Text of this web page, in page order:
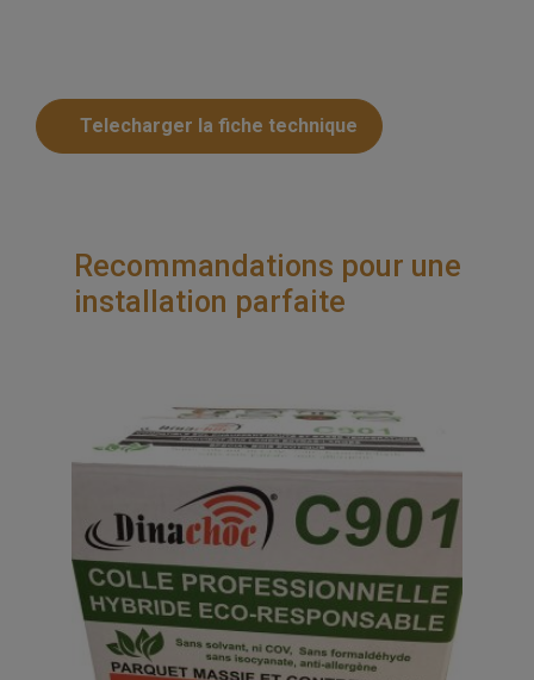
Telecharger la fiche technique
Recommandations pour une
installation parfaite